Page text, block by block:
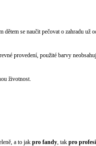
se naučit pečovat o zahradu už
provedení, použité barvy
životnost.
a to jak pro fandy, tak pro